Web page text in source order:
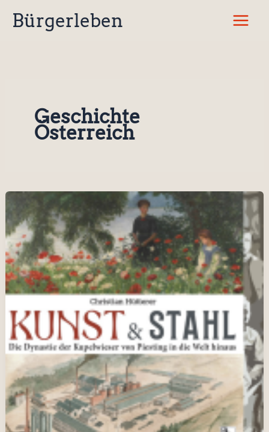
InhaltBürgerleben
Geschichte
Österreich